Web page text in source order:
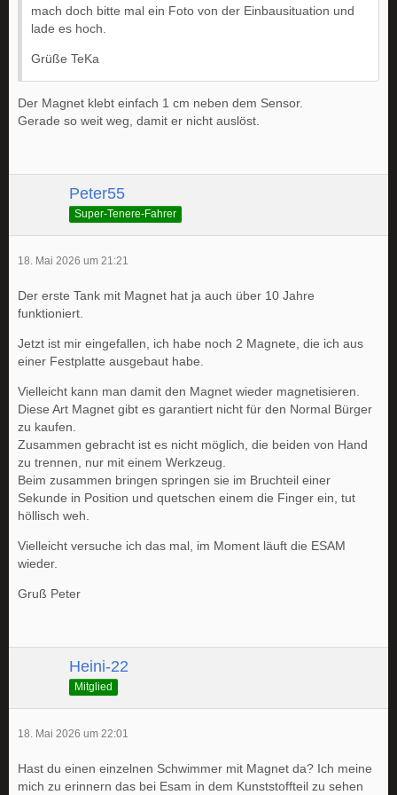
mach doch bitte mal ein Foto von der Einbausituation und
lade es hoch.
Grüße TeKa
Der Magnet klebt einfach 1 cm neben dem Sensor.
Gerade so weit weg, damit er nicht auslöst.
Peter55
Super-Tenere-Fahrer
18. Mai 2026 um 21:21
Der erste Tank mit Magnet hat ja auch über 10 Jahre
funktioniert.
Jetzt ist mir eingefallen, ich habe noch 2 Magnete, die ich aus
einer Festplatte ausgebaut habe.
Vielleicht kann man damit den Magnet wieder magnetisieren.
Diese Art Magnet gibt es garantiert nicht für den Normal Bürger
zu kaufen.
Zusammen gebracht ist es nicht möglich, die beiden von Hand
zu trennen, nur mit einem Werkzeug.
Beim zusammen bringen springen sie im Bruchteil einer
Sekunde in Position und quetschen einem die Finger ein, tut
höllisch weh.
Vielleicht versuche ich das mal, im Moment läuft die ESAM
wieder.
Gruß Peter
Heini-22
Mitglied
18. Mai 2026 um 22:01
Hast du einen einzelnen Schwimmer mit Magnet da? Ich meine
mich zu erinnern das bei Esam in dem Kunststoffteil zu sehen